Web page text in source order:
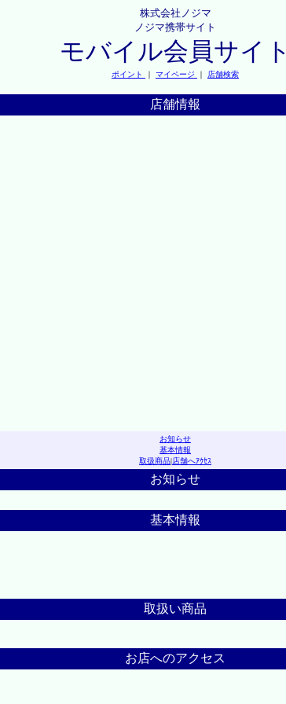
株式会社ノジマ
ノジマ携帯サイト
モバイル会員サイト
ポイント ｜ マイページ ｜ 店舗検索
店舗情報
お知らせ
基本情報
取扱商品|店舗へｱｸｾｽ
お知らせ
基本情報
取扱い商品
お店へのアクセス